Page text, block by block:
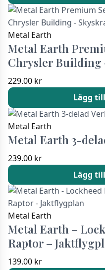
Metal Earth
Metal Earth
Chrysler Building
229.00 kr
Lägg
Metal Earth
Metal Earth 3-
239.00 kr
Lägg
Metal Earth
Metal Earth –
Raptor –
139.00 kr